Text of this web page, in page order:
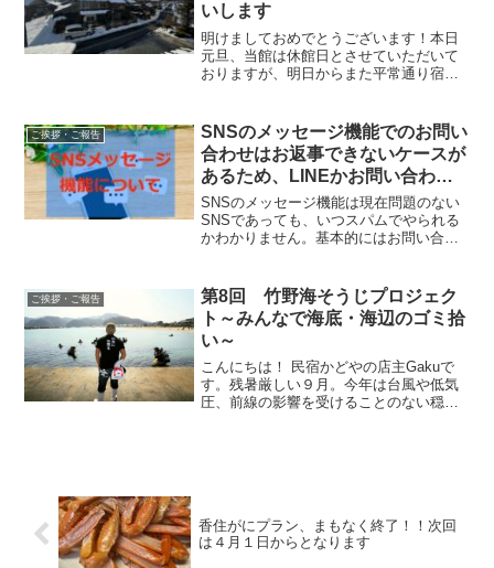
いします
明けましておめでとうございます！本日
元旦、当館は休館日とさせていただいて
おりますが、明日からまた平常通り宿泊
り昼食は行っておりませんのでご了承下
さい。
ご挨拶・ご報告
SNSのメッセージ機能でのお問い
合わせはお返事できないケースが
あるため、LINEかお問い合わせ
フォームをご利用下さい
SNSのメッセージ機能は現在問題のない
SNSであっても、いつスパムでやられる
かわかりません。基本的にはお問い合わ
事の遅れ、見落としがある可能性があ
り、LINEかメールフォームが確実である
旨をご承知下さい。
ご挨拶・ご報告
第8回 竹野海そうじプロジェク
ト～みんなで海底・海辺のゴミ拾
い～
こんにちは！ 民宿かどやの店主Gakuで
す。残暑厳しい９月。今年は台風や低気
圧、前線の影響を受けることのない穏や
香住がにプラン、まもなく終了！！次回
は４月１日からとなります